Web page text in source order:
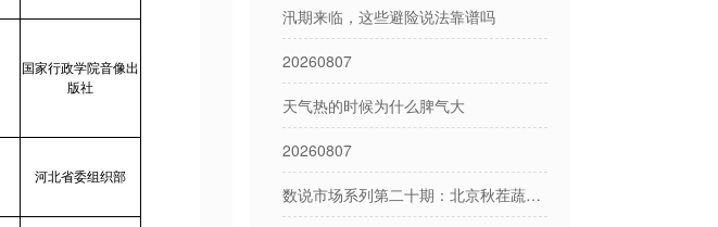
国家行政学院音像出
版社
河北省委组织部
汛期来临，这些避险说法靠谱吗
20260807
天气热的时候为什么脾气大
20260807
数说市场系列第二十期：北京秋茬蔬菜市场产销形势分析